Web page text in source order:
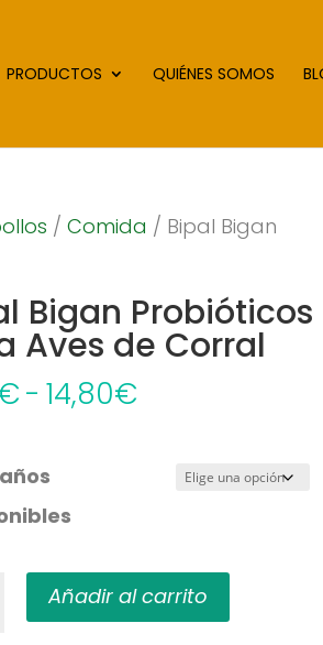
PRODUCTOS QUIÉNES SOMOS
/Comida / Bipal Bigan
Bigan Probióticos
Aves de Corral
- 14,80€Rango
desde
14,80€
Añadir al carrito